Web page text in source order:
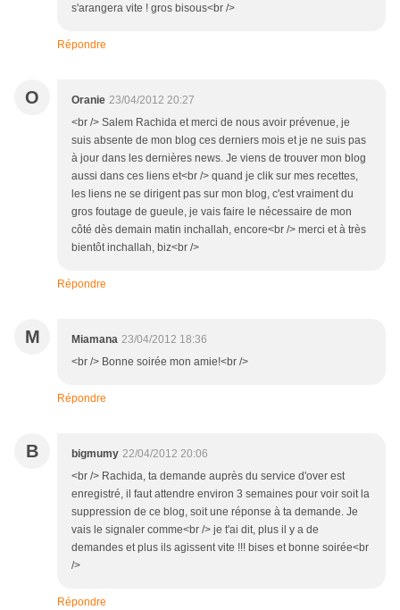
s'arangera vite ! gros bisous<br />
Répondre
O Oranie 23/04/2012 20:27
<br /> Salem Rachida et merci de nous avoir prévenue, je
suis absente de mon blog ces derniers mois et je ne suis pas
à jour dans les dernières news. Je viens de trouver mon blog
aussi dans ces liens et<br /> quand je clik sur mes recettes,
les liens ne se dirigent pas sur mon blog, c'est vraiment du
gros foutage de gueule, je vais faire le nécessaire de mon
côté dès demain matin inchallah, encore<br /> merci et à très
bientôt inchallah, biz<br />
Répondre
M Miamana 23/04/2012 18:36
<br /> Bonne soirée mon amie!<br />
Répondre
B bigmumy 22/04/2012 20:06
<br /> Rachida, ta demande auprès du service d'over est
enregistré, il faut attendre environ 3 semaines pour voir soit la
suppression de ce blog, soit une réponse à ta demande. Je
vais le signaler comme<br /> je t'ai dit, plus il y a de
demandes et plus ils agissent vite !!! bises et bonne soirée<br
/>
Répondre